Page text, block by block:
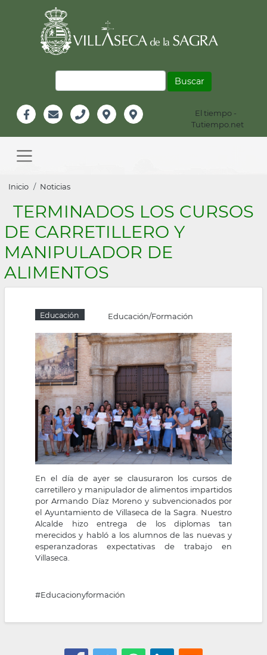
Información
Header
El tiempo -
Tutiempo.net
navigation
Sobrescribir
enlaces
de
ayuda
a
la
navegación
Inicio Noticias
TERMINADOS LOS CURSOS
DE CARRETILLERO Y
MANIPULADOR DE
ALIMENTOS
Educación Educación/Formación
En el día de ayer se clausuraron los cursos de
carretillero y manipulador de alimentos impartidos
por Armando Díaz Moreno y subvencionados por
el Ayuntamiento de Villaseca de la Sagra. Nuestro
Alcalde hizo entrega de los diplomas tan
merecidos y habló a los alumnos de las nuevas y
esperanzadoras expectativas de trabajo en
Villaseca.
#Educacionyformación